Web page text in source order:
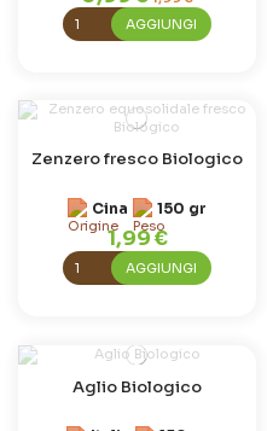
AGGIUNGI
Zenzero fresco Biologico
Cina 150 gr
1,99 €
AGGIUNGI
Aglio Biologico